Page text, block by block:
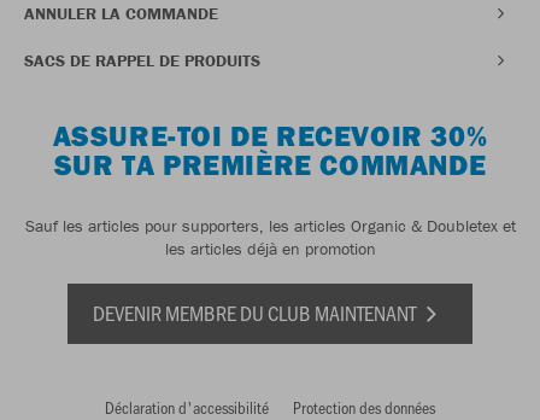
ANNULER LA COMMANDE
SACS DE RAPPEL DE PRODUITS
ASSURE-TOI DE RECEVOIR 30%
SUR TA PREMIÈRE COMMANDE
Sauf les articles pour supporters, les articles Organic & Doubletex et
les articles déjà en promotion
DEVENIR MEMBRE DU CLUB MAINTENANT
Déclaration d'accessibilité
Protection des données